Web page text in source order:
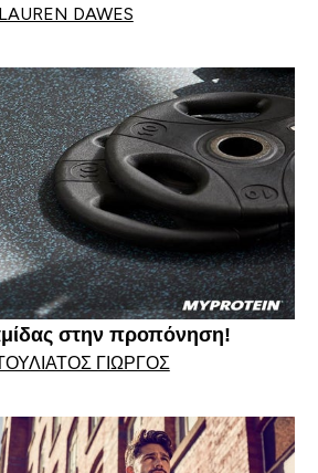
DAWES
στην προπόνηση!
ΓΙΏΡΓΟΣ